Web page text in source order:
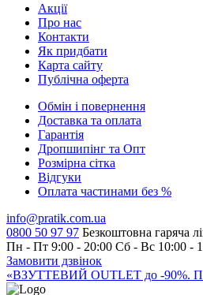
Акції
Про нас
Контакти
Як придбати
Карта сайту
Публiчна оферта
Обмін і повернення
Доставка та оплата
Гарантiя
Дропшипінг та Опт
Розмірна сітка
Відгуки
Оплата частинами без %
info@pratik.com.ua
0800 50 97 97 Безкоштовна гаряча
Пн - Пт 9:00 - 20:00 Сб - Вс 10:00 -
Замовити дзвінок
«ВЗУТТЕВИЙ OUTLET до -90%.